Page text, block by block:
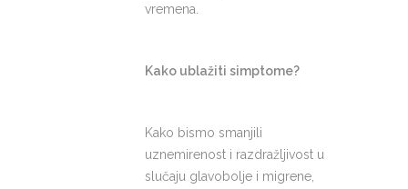
vremena.
Kako ublažiti simptome?
Kako bismo smanjili
uznemirenost i razdražljivost u
slučaju glavobolje i migrene,